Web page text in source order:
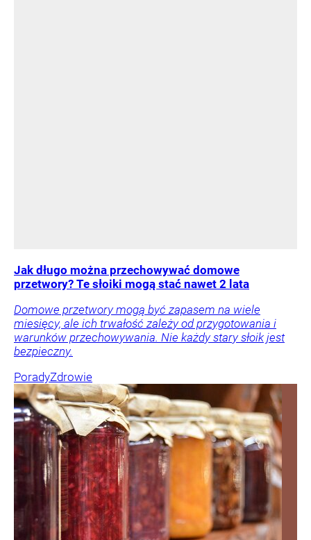
Jak długo można przechowywać domowe
przetwory? Te słoiki mogą stać nawet 2 lata
Domowe przetwory mogą być zapasem na wiele
miesięcy, ale ich trwałość zależy od przygotowania i
warunków przechowywania. Nie każdy stary słoik jest
bezpieczny.
PoradyZdrowie